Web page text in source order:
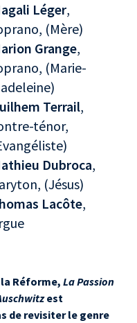
Léger,
(Mère)
Grange,
(Marie-
Terrail,
ténor,
Dubroca,
(Jésus)
Lacôte,
la Réforme, La Passion
est
de revisiter le genre